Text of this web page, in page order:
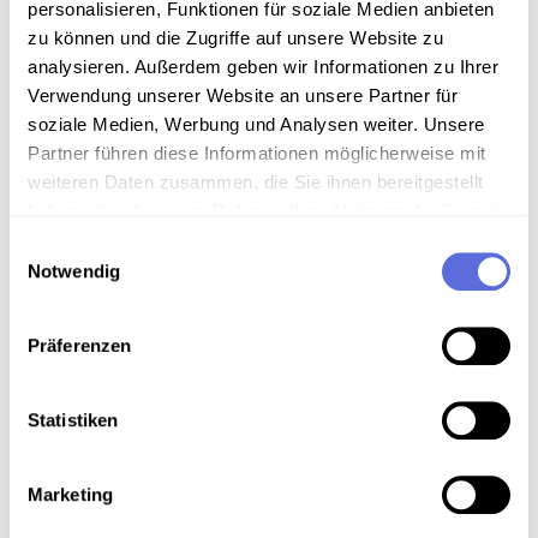
personalisieren, Funktionen für soziale Medien anbieten
zu können und die Zugriffe auf unsere Website zu
analysieren. Außerdem geben wir Informationen zu Ihrer
Verwendung unserer Website an unsere Partner für
soziale Medien, Werbung und Analysen weiter. Unsere
Partner führen diese Informationen möglicherweise mit
weiteren Daten zusammen, die Sie ihnen bereitgestellt
Notwendig
Präferenzen
Statistiken
Marketing
Sammlungsgeschichte
Sammlung Radio Mitschnitte der Österreichischen
Mediathek
Download
Metadaten
Verortung in der digitalen Sammlung